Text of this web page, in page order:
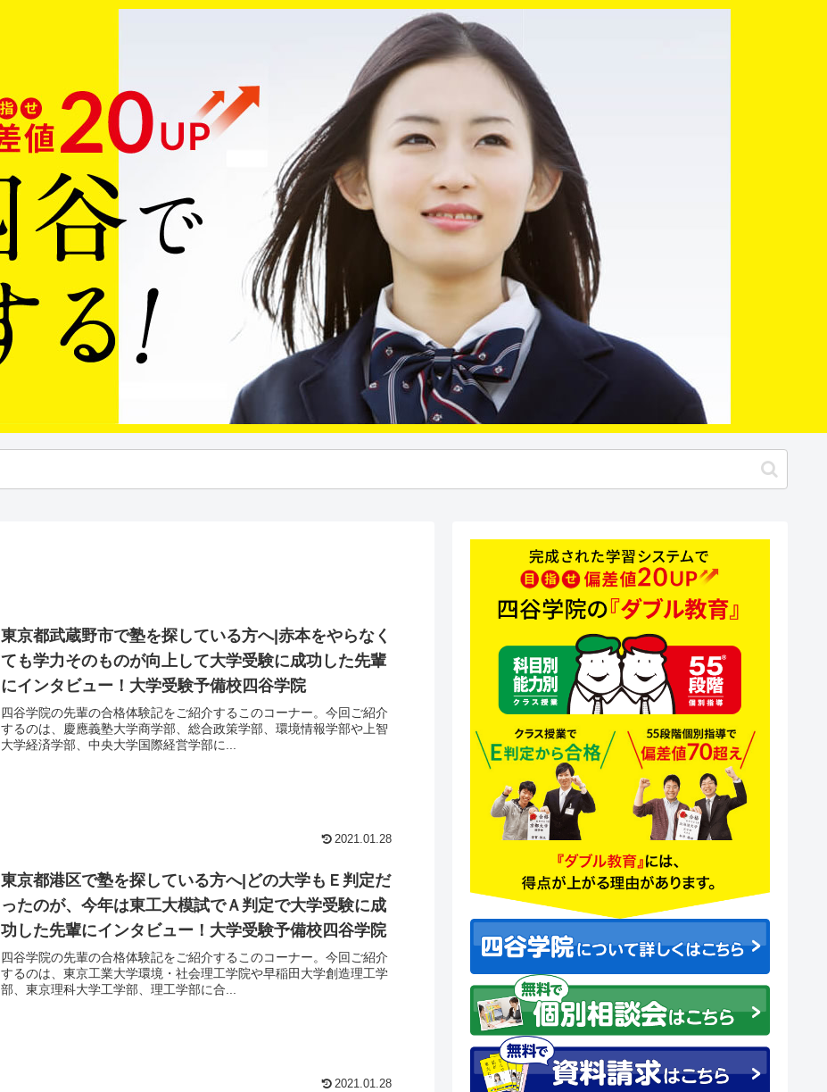
東京都武蔵野市で塾を探している方へ|赤本をやらなく
ても学力そのものが向上して大学受験に成功した先輩
にインタビュー！大学受験予備校四谷学院
四谷学院の先輩の合格体験記をご紹介するこのコーナー。今回ご紹介
するのは、慶應義塾大学商学部、総合政策学部、環境情報学部や上智
大学経済学部、中央大学国際経営学部に...
2021.01.28
東京都港区で塾を探している方へ|どの大学もＥ判定だ
ったのが、今年は東工大模試でＡ判定で大学受験に成
功した先輩にインタビュー！大学受験予備校四谷学院
四谷学院の先輩の合格体験記をご紹介するこのコーナー。今回ご紹介
するのは、東京工業大学環境・社会理工学院や早稲田大学創造理工学
部、東京理科大学工学部、理工学部に合...
2021.01.28